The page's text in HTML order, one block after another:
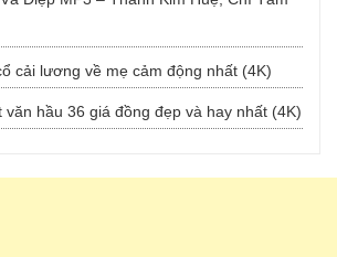
cải lương về mẹ cảm động nhất (4K)
văn hầu 36 giá đồng đẹp và hay nhất (4K)